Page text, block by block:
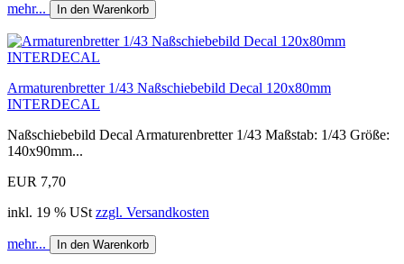
mehr... In den Warenkorb
Armaturenbretter 1/43 Naßschiebebild Decal 120x80mm
INTERDECAL
Naßschiebebild Decal Armaturenbretter 1/43 Maßstab: 1/43 Größe:
140x90mm...
EUR 7,70
inkl. 19 % USt zzgl. Versandkosten
mehr... In den Warenkorb